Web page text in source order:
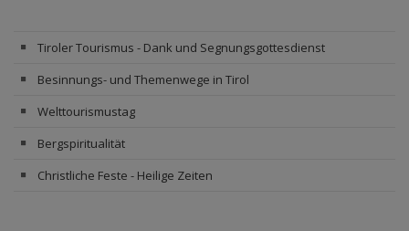
Tiroler Tourismus - Dank und Segnungsgottesdienst
Besinnungs- und Themenwege in Tirol
Welttourismustag
Bergspiritualität
Christliche Feste - Heilige Zeiten